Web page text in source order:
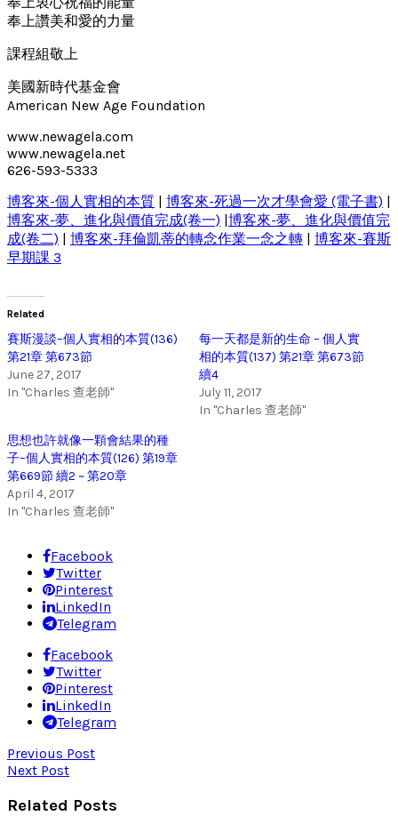
奉上讚美和愛的力量
課程組敬上
美國新時代基金會
American New Age Foundation
www.newagela.com
www.newagela.net
626-593-5333
博客來-個人實相的本質
博客來-死過一次才學會愛 (電子書)
博客來-夢、進化與價值完成(卷一) 博客來-夢、進化與價值完
成(卷二)
博客來-拜倫凱蒂的轉念作業一念之轉
博客來-賽斯
早期課 3
Related
賽斯漫談–個人實相的本質(136)
第21章 第673節
June 27, 2017
In "Charles 查老師"
每一天都是新的生命 – 個人實
相的本質(137) 第21章 第673節
續4
July 11, 2017
In "Charles 查老師"
思想也許就像一顆會結果的種
子–個人實相的本質(126) 第19章
第669節 續2 ~ 第20章
April 4, 2017
In "Charles 查老師"
Facebook
Twitter
Pinterest
LinkedIn
Telegram
Facebook
Twitter
Pinterest
LinkedIn
Telegram
Previous Post
Next Post
Related Posts